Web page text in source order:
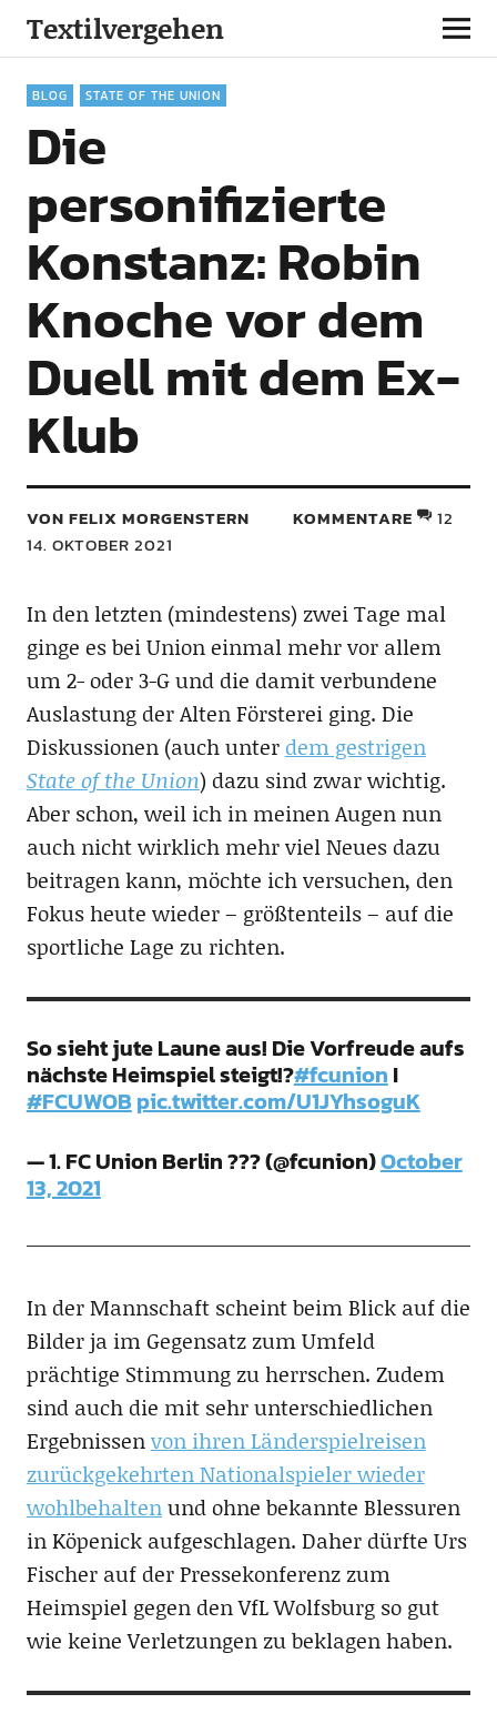
Textilvergehen
BLOG STATE OF THE UNION
Die
personifizierte
Konstanz: Robin
Knoche vor dem
Duell mit dem Ex-
Klub
VON FELIX MORGENSTERN
14. OKTOBER 2021
KOMMENTARE 12
In den letzten (mindestens) zwei Tage mal
ginge es bei Union einmal mehr vor allem
um 2- oder 3-G und die damit verbundene
Auslastung der Alten Försterei ging. Die
Diskussionen (auch unter dem gestrigen
State of the Union) dazu sind zwar wichtig.
Aber schon, weil ich in meinen Augen nun
auch nicht wirklich mehr viel Neues dazu
beitragen kann, möchte ich versuchen, den
Fokus heute wieder – größtenteils – auf die
sportliche Lage zu richten.
So sieht jute Laune aus! Die Vorfreude aufs
nächste Heimspiel steigt!?#fcunionI
#FCUWOBpic.twitter.com/U1JYhsoguK
— 1. FC Union Berlin ??? (@fcunion)October
13, 2021
In der Mannschaft scheint beim Blick auf die
Bilder ja im Gegensatz zum Umfeld
prächtige Stimmung zu herrschen. Zudem
sind auch die mit sehr unterschiedlichen
Ergebnissenvon ihren Länderspielreisen
zurückgekehrten Nationalspieler wieder
wohlbehaltenund ohne bekannte Blessuren
in Köpenick aufgeschlagen. Daher dürfte Urs
Fischer auf der Pressekonferenz zum
Heimspiel gegen den VfL Wolfsburg so gut
wie keine Verletzungen zu beklagen haben.